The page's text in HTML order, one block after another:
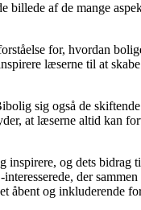
af de mange
for, hvordan
læserne til at
sig også de
at læserne altid kan
inspirere, og dets
der
åbent og inkluderende